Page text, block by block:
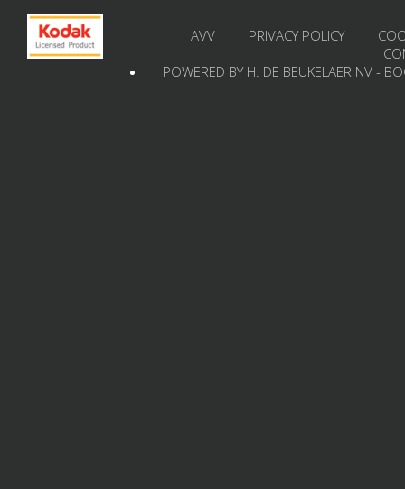
AVV PRIVACY POLICY
POWERED BY H. DE BEUKELAER NV -